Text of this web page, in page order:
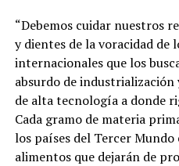
“Debemos cuidar nuestros
y dientes de la voracidad de
internacionales que los
absurdo de
de alta tecnología a donde
Cada gramo de materia
los países del Tercer Mundo
alimentos que dejarán de